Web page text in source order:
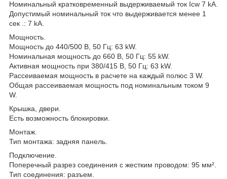
Номинальный кратковременный выдерживаемый ток Icw 7 kA.
Допустимый номинальный ток что выдерживается менее 1
сек .: 7 kA.
Мощность.
Мощность до 440/500 В, 50 Гц: 63 kW.
Номинальная мощность до 660 В, 50 Гц: 55 kW.
Активная мощность при 380/415 В, 50 Гц: 63 kW.
Рассеиваемая мощность в расчете на каждый полюс 3 W.
Общая рассеиваемая мощность под номинальным током 9
W.
Крышка, двери.
Есть возможность блокировки.
Монтаж.
Тип монтажа: задняя панель.
Подключение.
Поперечный разрез соединения с жестким проводом: 95 мм².
Тип соединения: разъем.